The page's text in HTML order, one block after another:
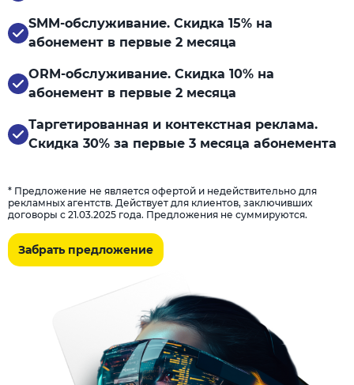
SMM-обслуживание. Скидка 15% на
абонемент в первые 2 месяца
ORM-обслуживание. Скидка 10% на
абонемент в первые 2 месяца
Таргетированная и контекстная реклама.
Скидка 30% за первые 3 месяца абонемента
* Предложение не является офертой и недействительно для
рекламных агентств. Действует для клиентов, заключивших
договоры с 21.03.2025 года. Предложения не суммируются.
Забрать предложение